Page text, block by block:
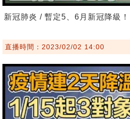
新冠肺炎 / 暫定5、6月新冠降級
直播時間：2023/02/02 14:00